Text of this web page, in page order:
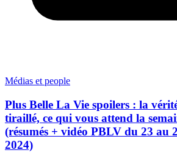
Médias et people
Plus Belle La Vie spoilers : la
tiraillé, ce qui vous attend la
(résumés + vidéo PBLV du 23 au
2024)